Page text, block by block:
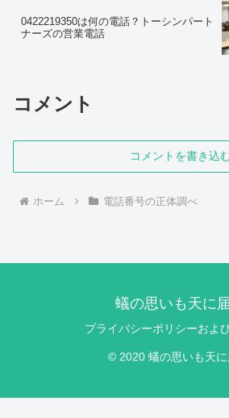
0422219350は何の電話？トーシンパート
ナーズの営業電話
コメント
コメントを書き込
ホーム 電話番号の正体調べ
蟻の思いも天に
プライバシーポリシーおよ
© 2020 蟻の思いも天に